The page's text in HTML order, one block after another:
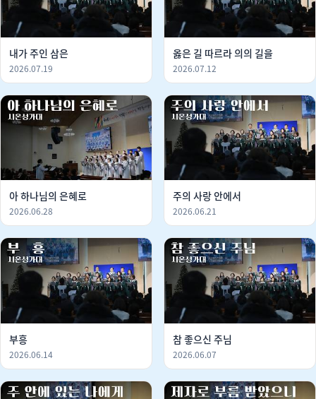
내가 주인 삼은
2026.07.19
옳은 길 따르라 의의 길을
2026.07.12
아 하나님의 은혜로
2026.06.28
주의 사랑 안에서
2026.06.21
부흥
2026.06.14
참 좋으신 주님
2026.06.07